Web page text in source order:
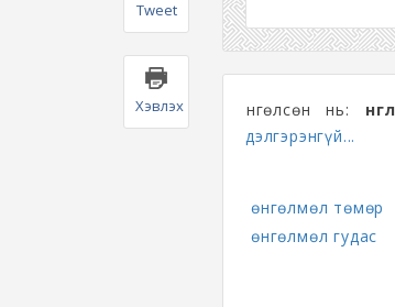
Tweet
Хэвлэх Өнгөлсөн нь:
дэлгэрэнгүй...
өнгөлмөл төмөр
өнгөлмөл гудас